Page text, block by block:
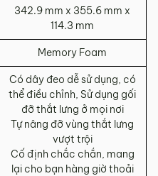
342.9 mm x 355.6 mm x
114.3 mm
Memory Foam
Có dây đeo dễ sử dụng, có
thể điều chỉnh, Sử dụng gối
đỡ thắt lưng ở mọi nơi
Tự nâng đỡ vùng thắt lưng
vượt trội
Cố định chắc chắn, mang
lại cho bạn hàng giờ thoải